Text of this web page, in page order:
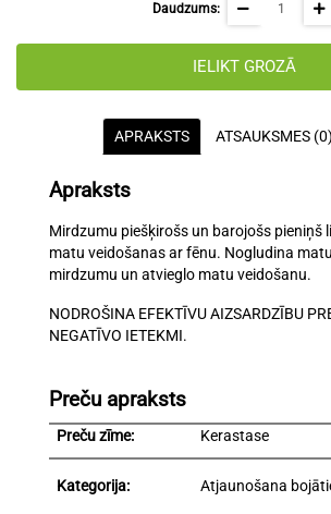
Daudzums:
IELIKT GROZĀ
APRAKSTS ATSAUKSMES (0)
Apraksts
Mirdzumu piešķirošs un barojošs pieniņš
matu veidošanas ar fēnu. Nogludina
mirdzumu un atvieglo matu veidošanu.
NODROŠINA EFEKTĪVU AIZSARDZĪBU
NEGATĪVO IETEKMI.
Preču apraksts
Preču zīme: Kerastase
Kategorija: Atjaunošana